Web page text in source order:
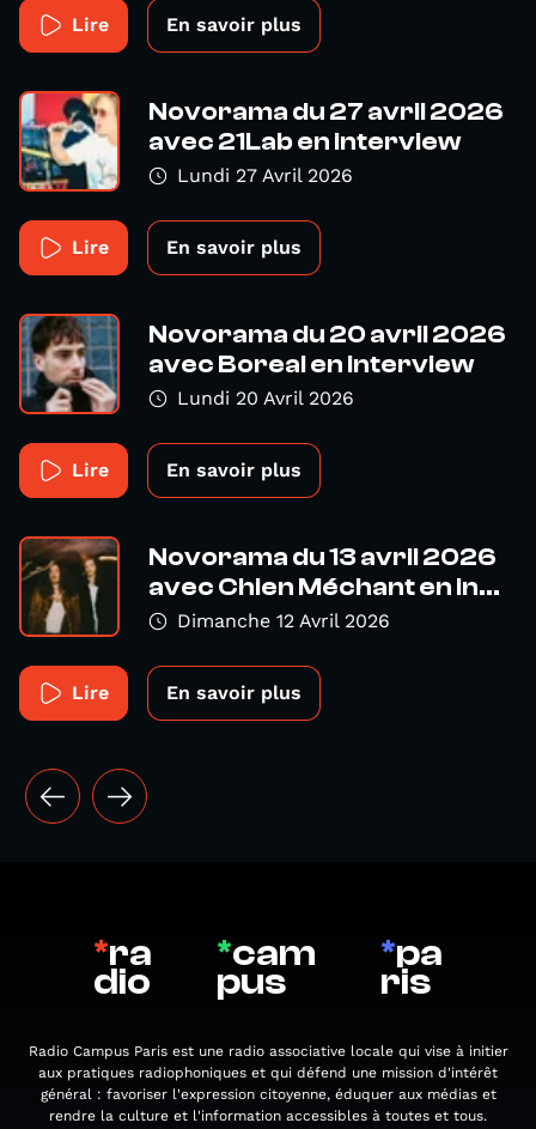
Lire En savoir plus
Novorama du 27 avril 2026
avec 21Lab en interview
Lundi 27 Avril 2026
Lire En savoir plus
Novorama du 20 avril 2026
avec Boreal en interview
Lundi 20 Avril 2026
Lire En savoir plus
Novorama du 13 avril 2026
avec Chien Méchant en in...
Dimanche 12 Avril 2026
Lire En savoir plus
*ra
dio
*cam
pus
*pa
ris
Radio Campus Paris est une radio associative locale qui vise à initier
aux pratiques radiophoniques et qui défend une mission d'intérêt
général : favoriser l'expression citoyenne, éduquer aux médias et
rendre la culture et l'information accessibles à toutes et tous.